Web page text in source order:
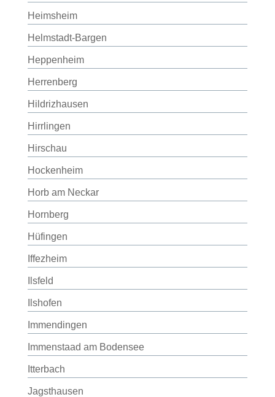
Heimsheim
Helmstadt-Bargen
Heppenheim
Herrenberg
Hildrizhausen
Hirrlingen
Hirschau
Hockenheim
Horb am Neckar
Hornberg
Hüfingen
Iffezheim
Ilsfeld
Ilshofen
Immendingen
Immenstaad am Bodensee
Itterbach
Jagsthausen